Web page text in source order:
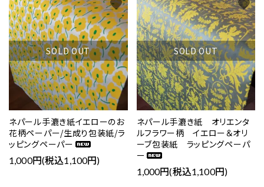
SOLD OUT
ネパール手漉き紙イエローのお
花柄ペーパー/生成り包装紙/ラ
ッピングペーパー
1,000円(税込1,100円)
favorite
SOLD OUT
ネパール手漉き紙 オリエンタ
ルフラワー柄 イエロー＆オリ
ーブ包装紙 ラッピングペーパ
ー
1,000円(税込1,100円)
favorite